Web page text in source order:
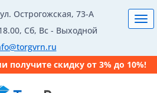
Острогожская, 73-А
Сб, Вс - Выходной
получите скидку от 3% до 10%!